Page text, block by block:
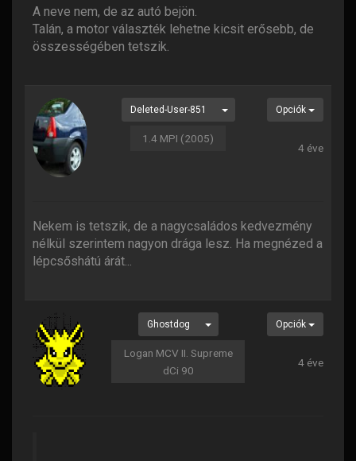
A neve nem, de az autó bejön.
Talán, a motor választék lehetne kicsit erősebb, de
összességében tetszik.
Deleted-User-851
1.4 MPI (2005)
Opciók
4 éve
Nekem is tetszik, de a nagycsaládos kedvezmény
nélkül szerintem nagyon drága lesz. Ha megnézed a
lépcsőshátú árát...
Ghostdog
Logan MCV II. Supreme
dCi 90
Opciók
4 éve